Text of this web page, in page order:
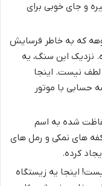
و جای خوبی برای
که به خاطر فرسایش
نزدیک این سنگ، یه
نیست. اینجا
حسابی با موتور
شده به اسم
کفه های نمکی و رمل های
کرده.
اینجا یه زیستگاه